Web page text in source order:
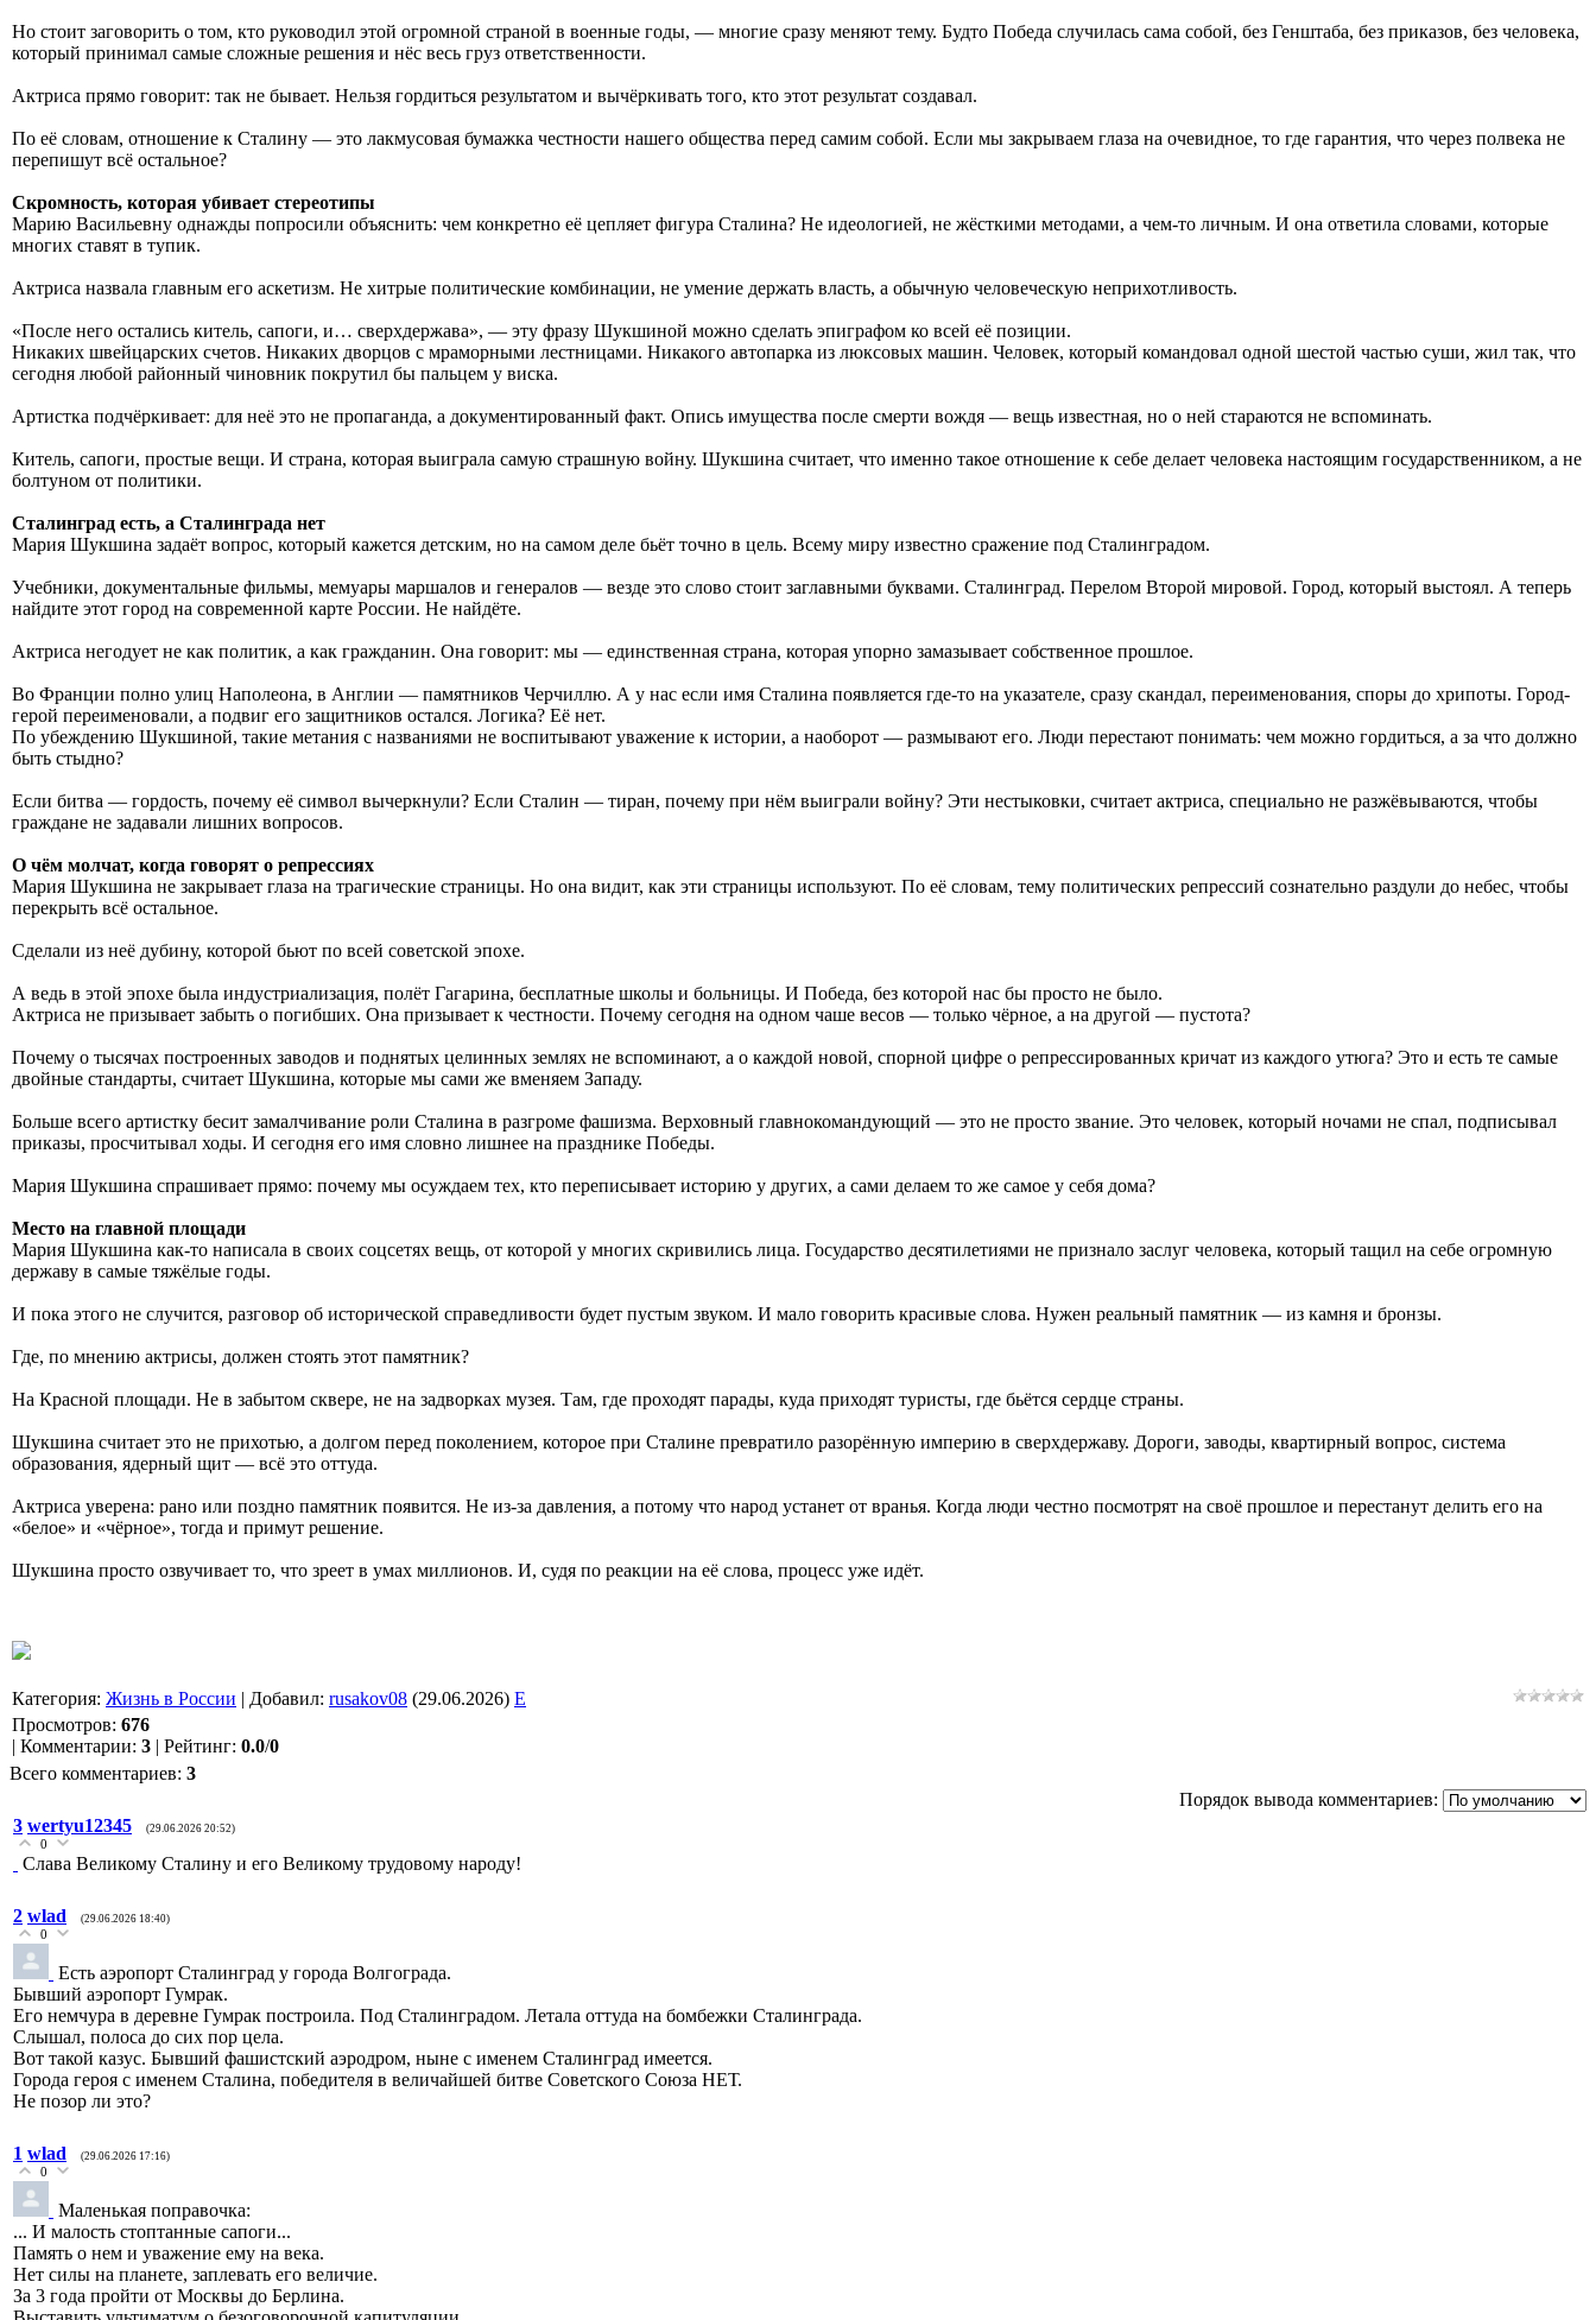
Но стоит заговорить о том, кто руководил этой огромной страной в военные годы, — многие сразу меняют тему. Будто Победа случилась сама собой, без Генштаба, без приказов, без человека,
который принимал самые сложные решения и нёс весь груз ответственности.
Актриса прямо говорит: так не бывает. Нельзя гордиться результатом и вычёркивать того, кто этот результат создавал.
По её словам, отношение к Сталину — это лакмусовая бумажка честности нашего общества перед самим собой. Если мы закрываем глаза на очевидное, то где гарантия, что через полвека не
перепишут всё остальное?
Скромность, которая убивает стереотипы
Марию Васильевну однажды попросили объяснить: чем конкретно её цепляет фигура Сталина? Не идеологией, не жёсткими методами, а чем-то личным. И она ответила словами, которые
многих ставят в тупик.
Актриса назвала главным его аскетизм. Не хитрые политические комбинации, не умение держать власть, а обычную человеческую неприхотливость.
«После него остались китель, сапоги, и… сверхдержава», — эту фразу Шукшиной можно сделать эпиграфом ко всей её позиции.
Никаких швейцарских счетов. Никаких дворцов с мраморными лестницами. Никакого автопарка из люксовых машин. Человек, который командовал одной шестой частью суши, жил так, что
сегодня любой районный чиновник покрутил бы пальцем у виска.
Артистка подчёркивает: для неё это не пропаганда, а документированный факт. Опись имущества после смерти вождя — вещь известная, но о ней стараются не вспоминать.
Китель, сапоги, простые вещи. И страна, которая выиграла самую страшную войну. Шукшина считает, что именно такое отношение к себе делает человека настоящим государственником, а не
болтуном от политики.
Сталинград есть, а Сталинграда нет
Мария Шукшина задаёт вопрос, который кажется детским, но на самом деле бьёт точно в цель. Всему миру известно сражение под Сталинградом.
Учебники, документальные фильмы, мемуары маршалов и генералов — везде это слово стоит заглавными буквами. Сталинград. Перелом Второй мировой. Город, который выстоял. А теперь
найдите этот город на современной карте России. Не найдёте.
Актриса негодует не как политик, а как гражданин. Она говорит: мы — единственная страна, которая упорно замазывает собственное прошлое.
Во Франции полно улиц Наполеона, в Англии — памятников Черчиллю. А у нас если имя Сталина появляется где-то на указателе, сразу скандал, переименования, споры до хрипоты. Город-
герой переименовали, а подвиг его защитников остался. Логика? Её нет.
По убеждению Шукшиной, такие метания с названиями не воспитывают уважение к истории, а наоборот — размывают его. Люди перестают понимать: чем можно гордиться, а за что должно
быть стыдно?
Если битва — гордость, почему её символ вычеркнули? Если Сталин — тиран, почему при нём выиграли войну? Эти нестыковки, считает актриса, специально не разжёвываются, чтобы
граждане не задавали лишних вопросов.
О чём молчат, когда говорят о репрессиях
Мария Шукшина не закрывает глаза на трагические страницы. Но она видит, как эти страницы используют. По её словам, тему политических репрессий сознательно раздули до небес, чтобы
перекрыть всё остальное.
Сделали из неё дубину, которой бьют по всей советской эпохе.
А ведь в этой эпохе была индустриализация, полёт Гагарина, бесплатные школы и больницы. И Победа, без которой нас бы просто не было.
Актриса не призывает забыть о погибших. Она призывает к честности. Почему сегодня на одном чаше весов — только чёрное, а на другой — пустота?
Почему о тысячах построенных заводов и поднятых целинных землях не вспоминают, а о каждой новой, спорной цифре о репрессированных кричат из каждого утюга? Это и есть те самые
двойные стандарты, считает Шукшина, которые мы сами же вменяем Западу.
Больше всего артистку бесит замалчивание роли Сталина в разгроме фашизма. Верховный главнокомандующий — это не просто звание. Это человек, который ночами не спал, подписывал
приказы, просчитывал ходы. И сегодня его имя словно лишнее на празднике Победы.
Мария Шукшина спрашивает прямо: почему мы осуждаем тех, кто переписывает историю у других, а сами делаем то же самое у себя дома?
Место на главной площади
Мария Шукшина как-то написала в своих соцсетях вещь, от которой у многих скривились лица. Государство десятилетиями не признало заслуг человека, который тащил на себе огромную
державу в самые тяжёлые годы.
И пока этого не случится, разговор об исторической справедливости будет пустым звуком. И мало говорить красивые слова. Нужен реальный памятник — из камня и бронзы.
Где, по мнению актрисы, должен стоять этот памятник?
На Красной площади. Не в забытом сквере, не на задворках музея. Там, где проходят парады, куда приходят туристы, где бьётся сердце страны.
Шукшина считает это не прихотью, а долгом перед поколением, которое при Сталине превратило разорённую империю в сверхдержаву. Дороги, заводы, квартирный вопрос, система
образования, ядерный щит — всё это оттуда.
Актриса уверена: рано или поздно памятник появится. Не из-за давления, а потому что народ устанет от вранья. Когда люди честно посмотрят на своё прошлое и перестанут делить его на
«белое» и «чёрное», тогда и примут решение.
Шукшина просто озвучивает то, что зреет в умах миллионов. И, судя по реакции на её слова, процесс уже идёт.
Категория: Жизнь в России | Добавил: rusakov08 (29.06.2026) E
Просмотров: 676
| Комментарии: 3 | Рейтинг: 0.0/0
Всего комментариев: 3
Порядок вывода комментариев:
3 wertyu12345 (29.06.2026 20:52)
0
Слава Великому Сталину и его Великому трудовому народу!
2 wlad (29.06.2026 18:40)
0
Есть аэропорт Сталинград у города Волгограда.
Бывший аэропорт Гумрак.
Его немчура в деревне Гумрак построила. Под Сталинградом. Летала оттуда на бомбежки Сталинграда.
Слышал, полоса до сих пор цела.
Вот такой казус. Бывший фашистский аэродром, ныне с именем Сталинград имеется.
Города героя с именем Сталина, победителя в величайшей битве Советского Союза НЕТ.
Не позор ли это?
1 wlad (29.06.2026 17:16)
0
Маленькая поправочка:
... И малость стоптанные сапоги...
Память о нем и уважение ему на века.
Нет силы на планете, заплевать его величие.
За 3 года пройти от Москвы до Берлина.